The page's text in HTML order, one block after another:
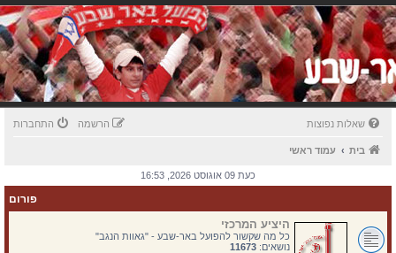
שאלות נפוצות התחברות הרשמה
בית עמוד ראשי
כעת 09 אוגוסט 2026, 16:53
פורום
היציע המרכזי
כל מה שקשור להפועל באר-שבע - "גאוות הנגב"
נושאים: 11673